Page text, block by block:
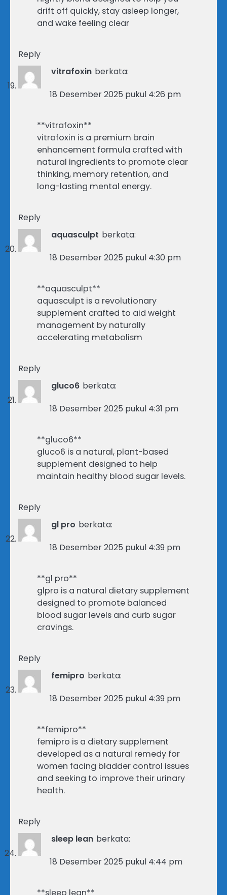
drift off quickly, stay asleep longer,
and wake feeling clear
Reply
vitrafoxin berkata:
18 Desember 2025 pukul 4:26 pm
**vitrafoxin**
vitrafoxin is a premium brain
enhancement formula crafted with
natural ingredients to promote clear
thinking, memory retention, and
long-lasting mental energy.
Reply
aquasculpt berkata:
18 Desember 2025 pukul 4:30 pm
**aquasculpt**
aquasculpt is a revolutionary
supplement crafted to aid weight
management by naturally
accelerating metabolism
Reply
gluco6 berkata:
18 Desember 2025 pukul 4:31 pm
**gluco6**
gluco6 is a natural, plant-based
supplement designed to help
maintain healthy blood sugar levels.
Reply
gl pro berkata:
18 Desember 2025 pukul 4:39 pm
**gl pro**
glpro is a natural dietary supplement
designed to promote balanced
blood sugar levels and curb sugar
cravings.
Reply
femipro berkata:
18 Desember 2025 pukul 4:39 pm
**femipro**
femipro is a dietary supplement
developed as a natural remedy for
women facing bladder control issues
and seeking to improve their urinary
health.
Reply
sleep lean berkata:
18 Desember 2025 pukul 4:44 pm